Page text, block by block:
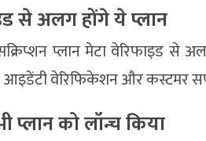
से अलग होंगे ये प्लान
प्लान मेटा वेरिफाइड से
आइडेंटी वेरिफिकेशन और कस्टमर
प्लान को लॉन्च किया